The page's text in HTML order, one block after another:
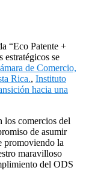
“Eco Patente +
se
de Comercio,
Rica., Instituto
hacia una
los comercios del
de asumir
promoviendo la
maravilloso
del ODS